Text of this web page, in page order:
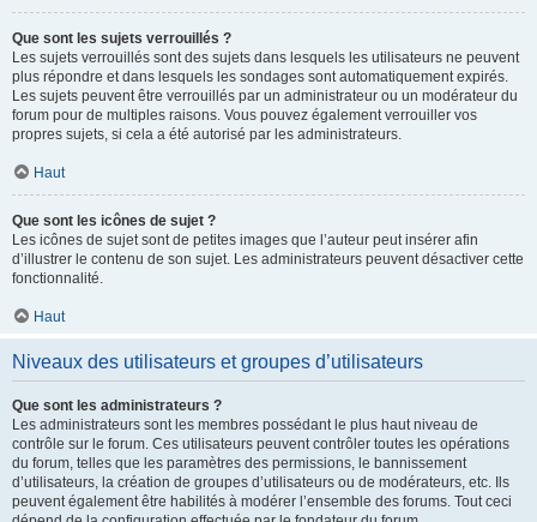
Que sont les sujets verrouillés ?
Les sujets verrouillés sont des sujets dans lesquels les utilisateurs ne peuvent
plus répondre et dans lesquels les sondages sont automatiquement expirés.
Les sujets peuvent être verrouillés par un administrateur ou un modérateur du
forum pour de multiples raisons. Vous pouvez également verrouiller vos
propres sujets, si cela a été autorisé par les administrateurs.
Haut
Que sont les icônes de sujet ?
Les icônes de sujet sont de petites images que l’auteur peut insérer afin
d’illustrer le contenu de son sujet. Les administrateurs peuvent désactiver cette
fonctionnalité.
Haut
Niveaux des utilisateurs et groupes d’utilisateurs
Que sont les administrateurs ?
Les administrateurs sont les membres possédant le plus haut niveau de
contrôle sur le forum. Ces utilisateurs peuvent contrôler toutes les opérations
du forum, telles que les paramètres des permissions, le bannissement
d’utilisateurs, la création de groupes d’utilisateurs ou de modérateurs, etc. Ils
peuvent également être habilités à modérer l’ensemble des forums. Tout ceci